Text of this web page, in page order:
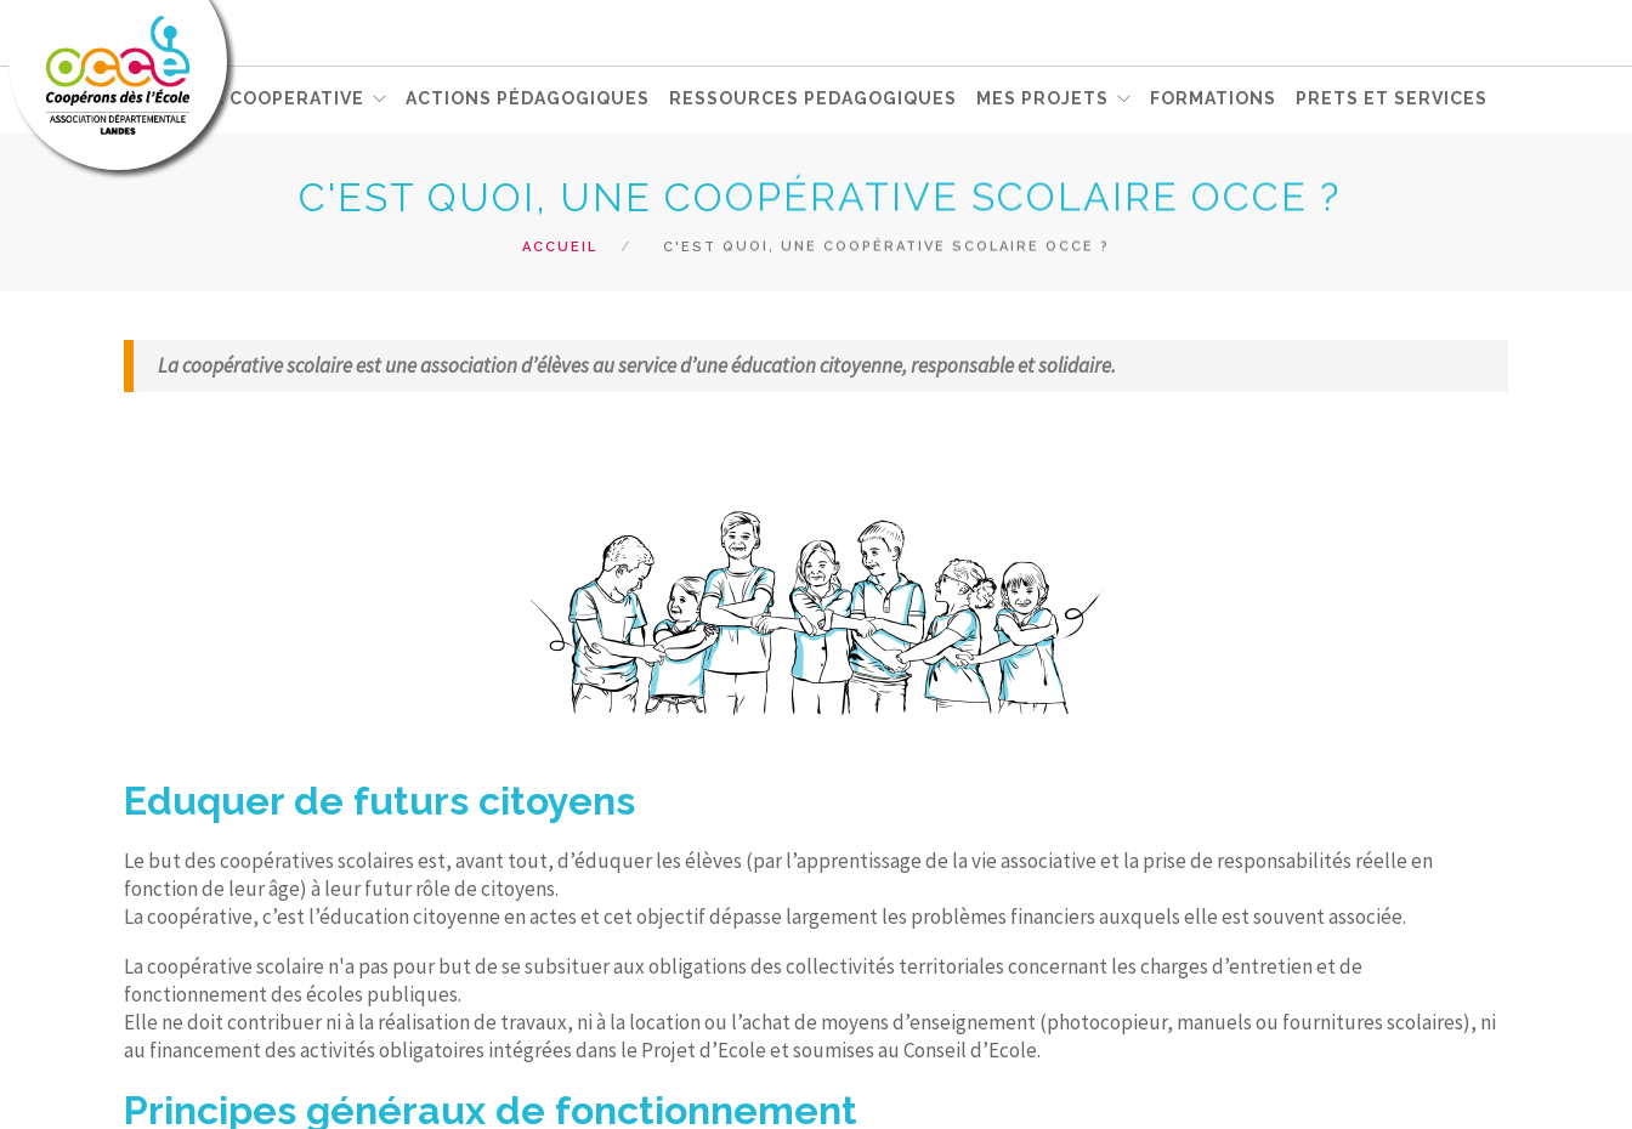
L'OCCE GERER SA COOPERATIVE ACTIONS PÉDAGOGIQUES RESSOURCES PEDAGOGIQUES MES PROJETS FORMATIONS PRETS ET SERVICES
ACCÈS RÉSERVÉ
C'EST QUOI, UNE COOPÉRATIVE SCOLAIRE OCCE ?
ACCUEIL C'EST QUOI, UNE COOPÉRATIVE SCOLAIRE OCCE ?
La coopérative scolaire est une association d’élèves au service d’une éducation citoyenne, responsable et solidaire.
Eduquer de futurs citoyens
Le but des coopératives scolaires est, avant tout, d’éduquer les élèves (par l’apprentissage de la vie associative et la prise de responsabilités réelle en
fonction de leur âge) à leur futur rôle de citoyens.
La coopérative, c’est l’éducation citoyenne en actes et cet objectif dépasse largement les problèmes financiers auxquels elle est souvent associée.
La coopérative scolaire n'a pas pour but de se subsituer aux obligations des collectivités territoriales concernant les charges d’entretien et de
fonctionnement des écoles publiques.
Elle ne doit contribuer ni à la réalisation de travaux, ni à la location ou l’achat de moyens d’enseignement (photocopieur, manuels ou fournitures scolaires), ni
au financement des activités obligatoires intégrées dans le Projet d’Ecole et soumises au Conseil d’Ecole.
Principes généraux de fonctionnement